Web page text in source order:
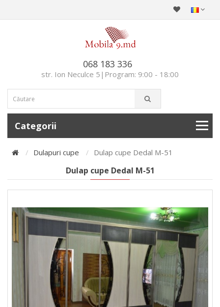
068 183 336
str. Ion Neculce 5|Program: 9:00 - 18:00
Categorii
Dulapuri cupe Dulap cupe Dedal M-51
Dulap cupe Dedal M-51